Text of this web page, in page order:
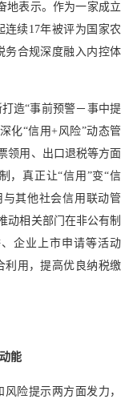
地表示。作为一家成立
连续17年被评为国家农
务合规深度融入内控体
造“事前预警－事中提
化“信用+风险”动态管
领用、出口退税等方面
，真正让“信用”变“信
其他社会信用联动管
动相关部门在非公有制
企业上市申请等活动
利用，提高优良纳税缴
能
险提示两方面发力，